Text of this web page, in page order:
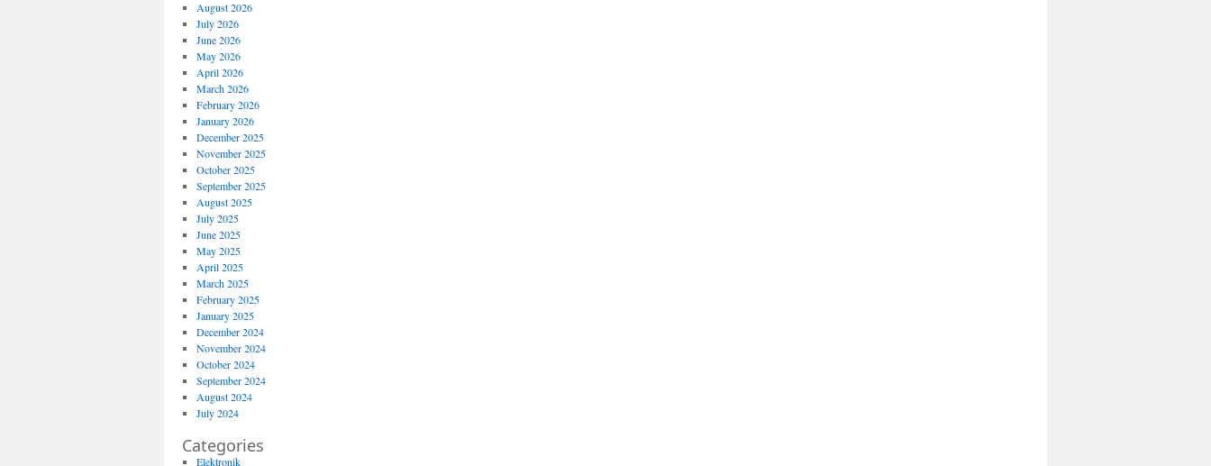
August 2026
July 2026
June 2026
May 2026
April 2026
March 2026
February 2026
January 2026
December 2025
November 2025
October 2025
September 2025
August 2025
July 2025
June 2025
May 2025
April 2025
March 2025
February 2025
January 2025
December 2024
November 2024
October 2024
September 2024
August 2024
July 2024
Categories
Elektronik